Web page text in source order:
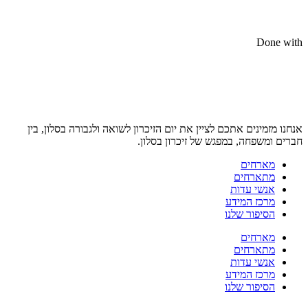
Done with
אנחנו מזמינים אתכם לציין את יום הזיכרון לשואה ולגבורה בסלון, בין
חברים ומשפחה, במפגש של זיכרון בסלון.
מארחים
מתארחים
אנשי עדות
מרכז המידע
הסיפור שלנו
מארחים
מתארחים
אנשי עדות
מרכז המידע
הסיפור שלנו